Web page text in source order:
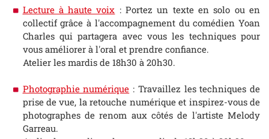
Lecture à haute voix : Portez un texte en solo ou en
collectif grâce à l'accompagnement du comédien Yoan
Charles qui partagera avec vous les techniques pour
vous améliorer à l'oral et prendre confiance.
Atelier les mardis de 18h30 à 20h30.
Photographie numérique : Travaillez les techniques de
prise de vue, la retouche numérique et inspirez-vous de
photographes de renom aux côtés de l'artiste Melody
Garreau.